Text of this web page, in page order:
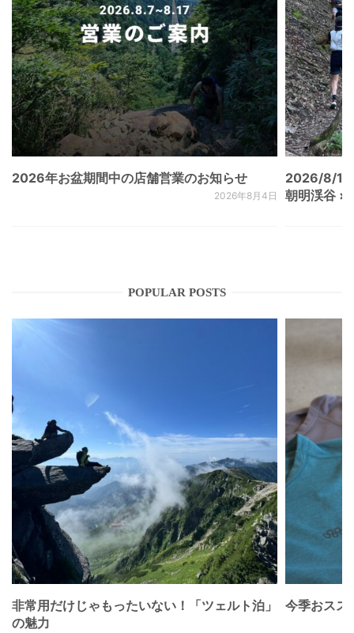
2026年お盆期間中の店舗営業のお知らせ
2026年8月4日
2026/8/
朝明渓谷 ×
POPULAR POSTS
非常用だけじゃもったいない！「ツェルト泊」
の魅力
今季おスス